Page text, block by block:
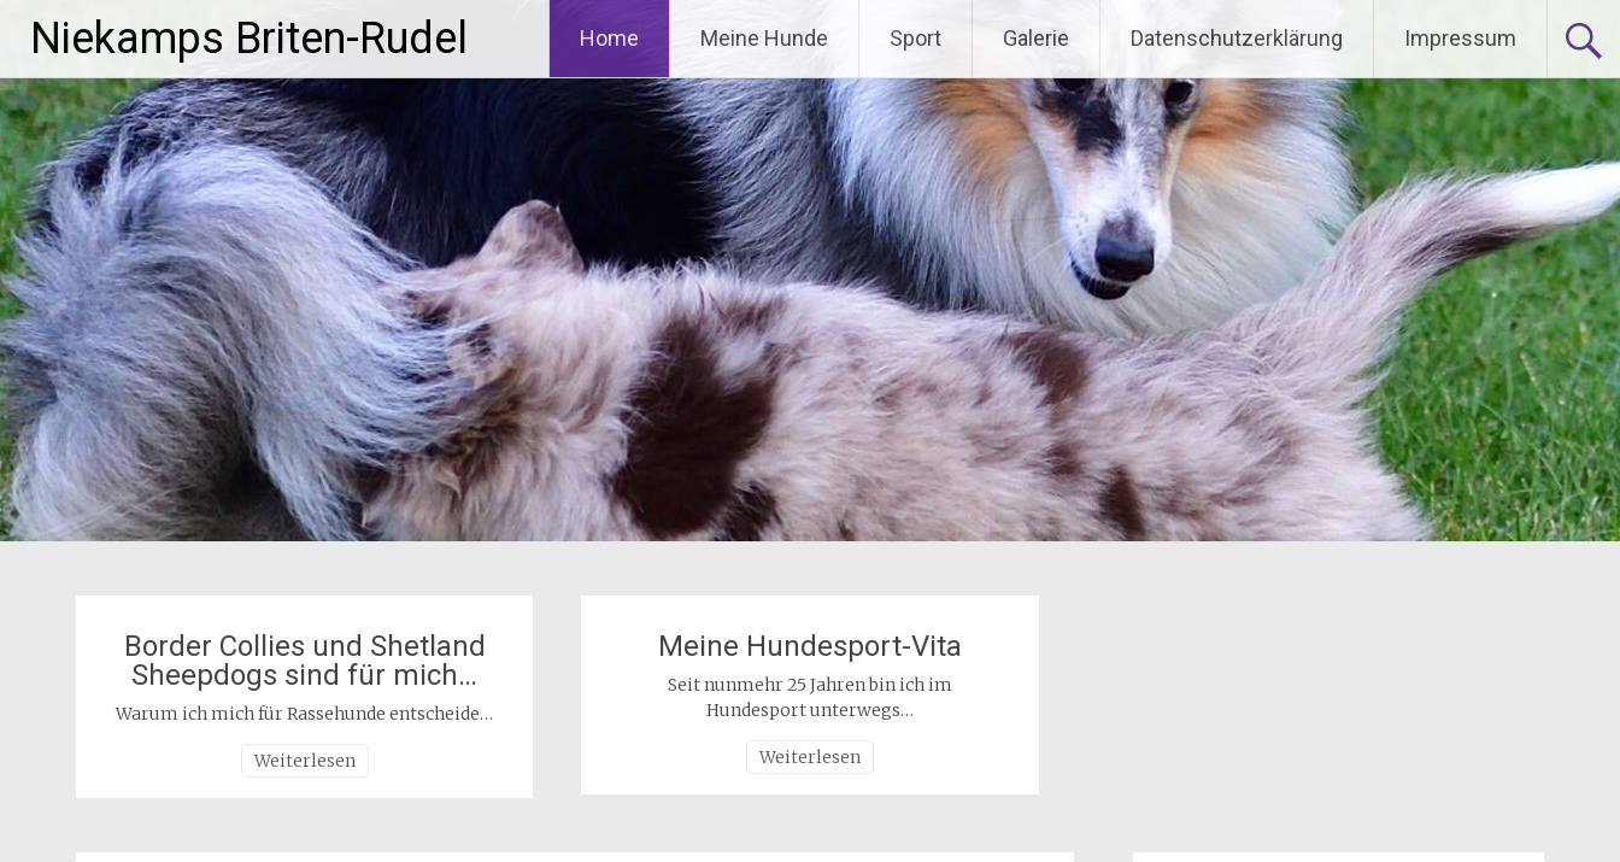
Inhalt
springen
Niekamps Briten-Rudel Home Meine Hunde Sport Galerie Datenschutzerklärung Impressum
Border Collies und Shetland
Sheepdogs sind für mich…
Warum ich mich für Rassehunde entscheide…
Weiterlesen
Meine Hundesport-Vita
Seit nunmehr 25 Jahren bin ich im
Hundesport unterwegs…
Weiterlesen